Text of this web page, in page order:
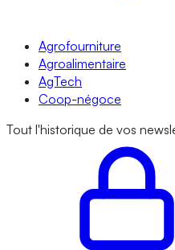
Agrofourniture
Agroalimentaire
AgTech
Coop-négoce
Tout l'historique de vos